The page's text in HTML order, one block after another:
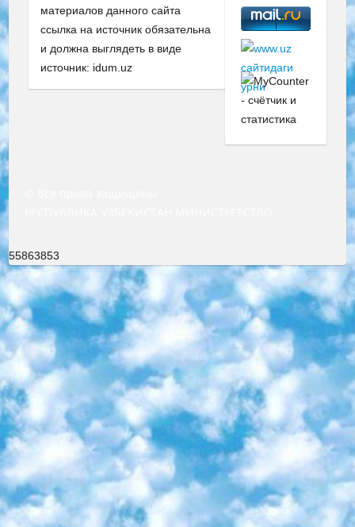
материалов данного сайта
ссылка на источник обязательна
и должна выглядеть в виде
источник: idum.uz
55863853